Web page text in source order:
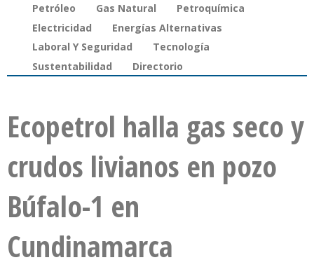
Petróleo Gas Natural
Petroquímica
Electricidad
Energías Alternativas
Laboral Y Seguridad
Tecnología
Sustentabilidad
Directorio
Ecopetrol halla gas seco y
crudos livianos en pozo
Búfalo-1 en
Cundinamarca